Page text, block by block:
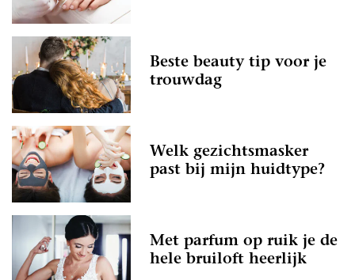
Beste beauty tip voor je
trouwdag
Welk gezichtsmasker
past bij mijn huidtype?
Met parfum op ruik je de
hele bruiloft heerlijk